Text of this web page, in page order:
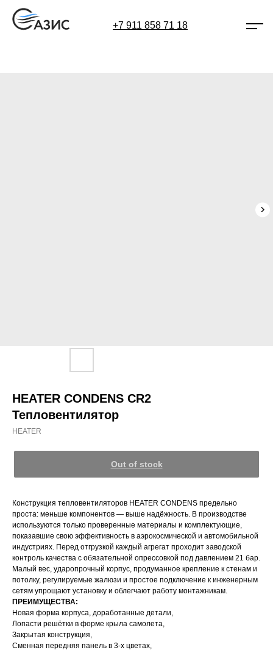
+7 911 858 71 18
HEATER CONDENS CR2
Тепловентилятор
HEATER
Out of stock
Конструкция тепловентиляторов HEATER CONDENS предельно
проста: меньше компонентов — выше надёжность. В производстве
используются только проверенные материалы и комплектующие,
показавшие свою эффективность в аэрокосмической и автомобильной
индустриях. Перед отгрузкой каждый агрегат проходит заводской
контроль качества с обязательной опрессовкой под давлением 21 бар.
Малый вес, ударопрочный корпус, продуманное крепление к стенам и
потолку, регулируемые жалюзи и простое подключение к инженерным
сетям упрощают установку и облегчают работу монтажникам.
ПРЕИМУЩЕСТВА:
Новая форма корпуса, доработанные детали,
Лопасти решётки в форме крыла самолета,
Закрытая конструкция,
Сменная передняя панель в 3-х цветах,